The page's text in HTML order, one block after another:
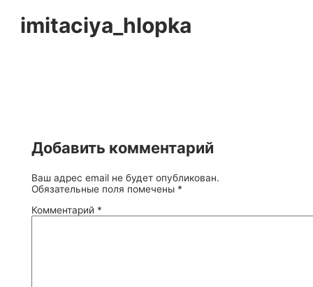
imitaciya_hlopka
Добавить комментарий
Ваш адрес email не будет опубликован.
Обязательные поля помечены *
Комментарий *